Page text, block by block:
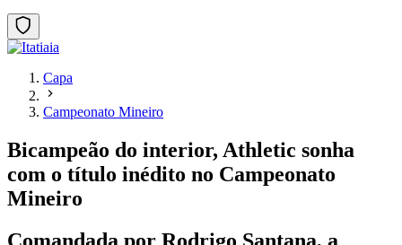
Capa
Campeonato Mineiro
Bicampeão do interior, Athletic sonha
com o título inédito no Campeonato
Mineiro